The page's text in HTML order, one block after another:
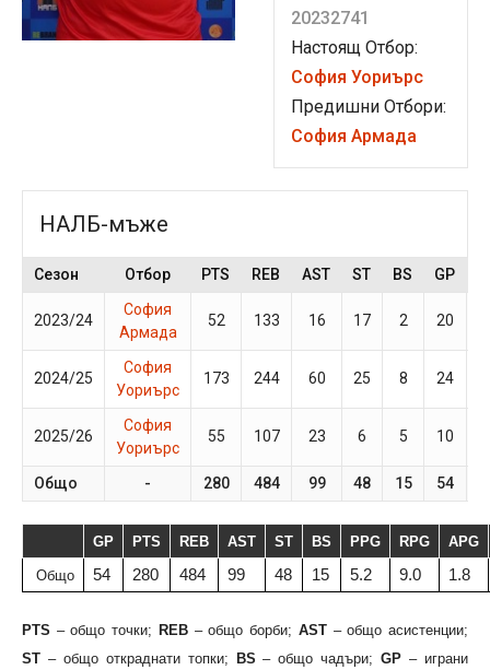
20232741
Настоящ Отбор:
София Уориърс
Предишни Отбори:
София Армада
НАЛБ-мъже
Сезон Отбор PTS REB AST ST BS GP
2023/24
София
Армада
52 133 16 17 2 20
2024/25
София
Уориърс
173 244 60 25 8 24
2025/26
София
Уориърс
55 107 23 6 5 10
Общо - 280 484 99 48 15 54
GP PTS REB AST ST BS PPG RPG APG
Общо 54 280 484 99 48 15 5.2 9.0 1.8
PTS – общо точки; REB– общо борби; AST– общо асистенции;
ST – общо откраднати топки; BS – общо чадъри;GP – играни